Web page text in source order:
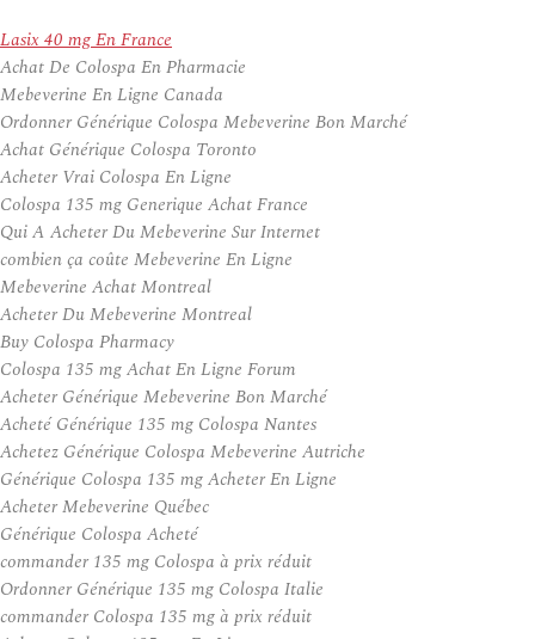
Lasix 40 mg En France
Achat De Colospa En Pharmacie
Mebeverine En Ligne Canada
Ordonner Générique Colospa Mebeverine Bon Marché
Achat Générique Colospa Toronto
Acheter Vrai Colospa En Ligne
Colospa 135 mg Generique Achat France
Qui A Acheter Du Mebeverine Sur Internet
combien ça coûte Mebeverine En Ligne
Mebeverine Achat Montreal
Acheter Du Mebeverine Montreal
Buy Colospa Pharmacy
Colospa 135 mg Achat En Ligne Forum
Acheter Générique Mebeverine Bon Marché
Acheté Générique 135 mg Colospa Nantes
Achetez Générique Colospa Mebeverine Autriche
Générique Colospa 135 mg Acheter En Ligne
Acheter Mebeverine Québec
Générique Colospa Acheté
commander 135 mg Colospa à prix réduit
Ordonner Générique 135 mg Colospa Italie
commander Colospa 135 mg à prix réduit